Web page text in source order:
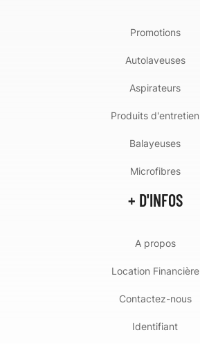
Promotions
Autolaveuses
Aspirateurs
Produits d'entretien
Balayeuses
Microfibres
+ D'INFOS
A propos
Location Financière
Contactez-nous
Identifiant